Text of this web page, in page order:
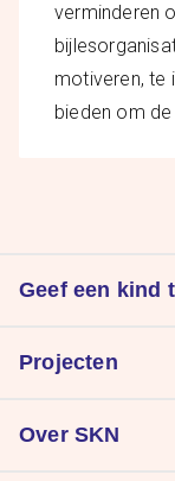
verminderen
motiveren, te
bieden om
Geef een kind
Nalatenschap
Projecten
Over SKN